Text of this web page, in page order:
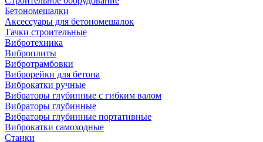
Бетономешалки
Аксессуары для бетономешалок
Тачки строительные
Вибротехника
Виброплиты
Вибротрамбовки
Виброрейки для бетона
Виброкатки ручные
Вибраторы глубинные с гибким валом
Вибраторы глубинные
Вибраторы глубинные портативные
Виброкатки самоходные
Станки